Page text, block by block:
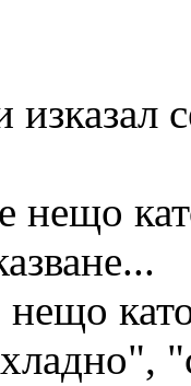
изказал
нещо